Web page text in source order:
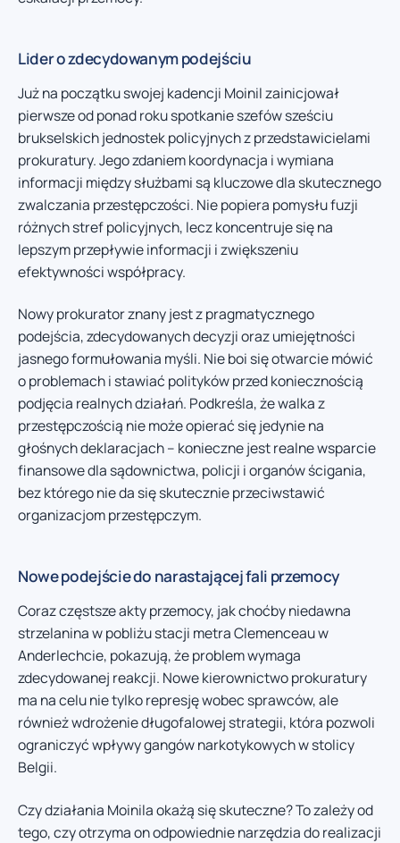
Lider o zdecydowanym podejściu
Już na początku swojej kadencji Moinil zainicjował
pierwsze od ponad roku spotkanie szefów sześciu
brukselskich jednostek policyjnych z przedstawicielami
prokuratury. Jego zdaniem koordynacja i wymiana
informacji między służbami są kluczowe dla skutecznego
zwalczania przestępczości. Nie popiera pomysłu fuzji
różnych stref policyjnych, lecz koncentruje się na
lepszym przepływie informacji i zwiększeniu
efektywności współpracy.
Nowy prokurator znany jest z pragmatycznego
podejścia, zdecydowanych decyzji oraz umiejętności
jasnego formułowania myśli. Nie boi się otwarcie mówić
o problemach i stawiać polityków przed koniecznością
podjęcia realnych działań. Podkreśla, że walka z
przestępczością nie może opierać się jedynie na
głośnych deklaracjach – konieczne jest realne wsparcie
finansowe dla sądownictwa, policji i organów ścigania,
bez którego nie da się skutecznie przeciwstawić
organizacjom przestępczym.
Nowe podejście do narastającej fali przemocy
Coraz częstsze akty przemocy, jak choćby niedawna
strzelanina w pobliżu stacji metra Clemenceau w
Anderlechcie, pokazują, że problem wymaga
zdecydowanej reakcji. Nowe kierownictwo prokuratury
ma na celu nie tylko represję wobec sprawców, ale
również wdrożenie długofalowej strategii, która pozwoli
ograniczyć wpływy gangów narkotykowych w stolicy
Belgii.
Czy działania Moinila okażą się skuteczne? To zależy od
tego, czy otrzyma on odpowiednie narzędzia do realizacji